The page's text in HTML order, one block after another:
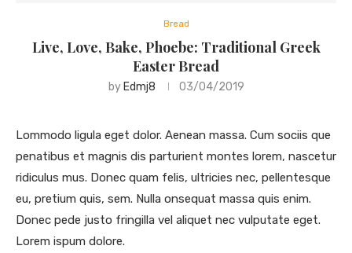
Bread
Live, Love, Bake, Phoebe: Traditional Greek
Easter Bread
by Edmj8 03/04/2019
Lommodo ligula eget dolor. Aenean massa. Cum sociis que
penatibus et magnis dis parturient montes lorem, nascetur
ridiculus mus. Donec quam felis, ultricies nec, pellentesque
eu, pretium quis, sem. Nulla onsequat massa quis enim.
Donec pede justo fringilla vel aliquet nec vulputate eget.
Lorem ispum dolore.